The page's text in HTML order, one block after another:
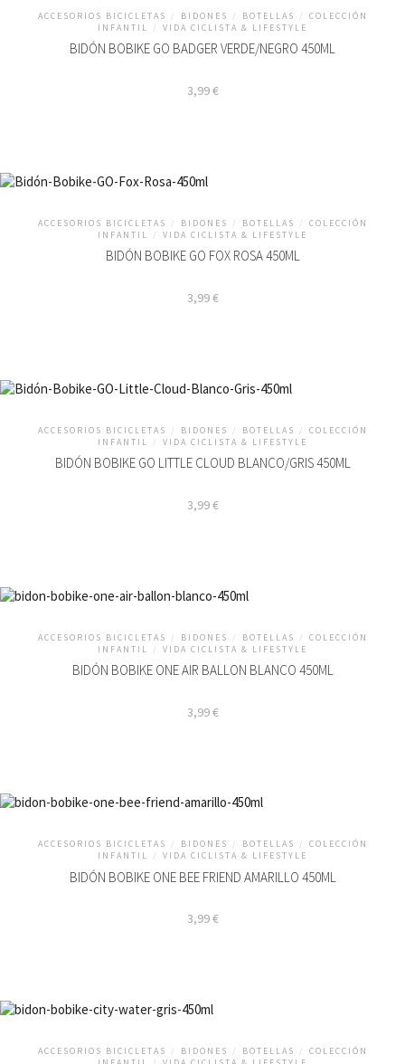
ACCESORIOS BICICLETAS / BIDONES / BOTELLAS /
COLECCIÓN
INFANTIL
/ VIDA CICLISTA & LIFESTYLE
BIDÓN BOBIKE GO BADGER VERDE/NEGRO 450ML
3,99€
ACCESORIOS BICICLETAS / BIDONES / BOTELLAS /
COLECCIÓN
INFANTIL
/ VIDA CICLISTA & LIFESTYLE
BIDÓN BOBIKE GO FOX ROSA 450ML
3,99€
ACCESORIOS BICICLETAS / BIDONES / BOTELLAS /
COLECCIÓN
INFANTIL
/ VIDA CICLISTA & LIFESTYLE
BIDÓN BOBIKE GO LITTLE CLOUD BLANCO/GRIS 450ML
3,99€
ACCESORIOS BICICLETAS / BIDONES / BOTELLAS /
COLECCIÓN
INFANTIL
/ VIDA CICLISTA & LIFESTYLE
BIDÓN BOBIKE ONE AIR BALLON BLANCO 450ML
3,99€
ACCESORIOS BICICLETAS / BIDONES / BOTELLAS /
COLECCIÓN
INFANTIL
/ VIDA CICLISTA & LIFESTYLE
BIDÓN BOBIKE ONE BEE FRIEND AMARILLO 450ML
3,99€
ACCESORIOS BICICLETAS / BIDONES / BOTELLAS /
COLECCIÓN